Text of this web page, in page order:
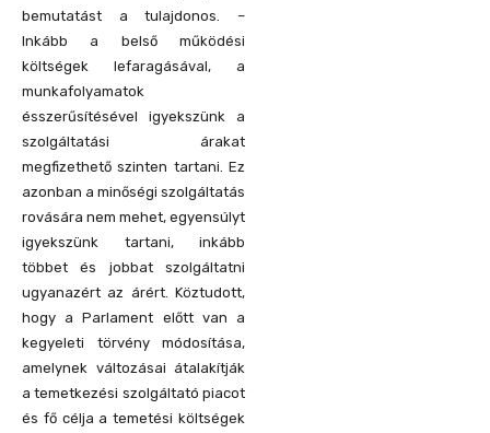
bemutatást a tulajdonos. –
Inkább a belső működési
költségek lefaragásával, a
munkafolyamatok
ésszerűsítésével igyekszünk a
szolgáltatási árakat
megfizethető szinten tartani. Ez
azonban a minőségi szolgáltatás
rovására nem mehet, egyensúlyt
igyekszünk tartani, inkább
többet és jobbat szolgáltatni
ugyanazért az árért. Köztudott,
hogy a Parlament előtt van a
kegyeleti törvény módosítása,
amelynek változásai átalakítják
a temetkezési szolgáltató piacot
és fő célja a temetési költségek